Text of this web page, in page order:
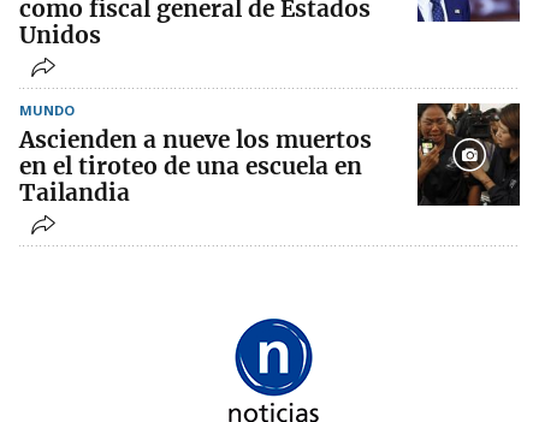
como fiscal general de Estados
Unidos
MUNDO
Ascienden a nueve los muertos
en el tiroteo de una escuela en
Tailandia